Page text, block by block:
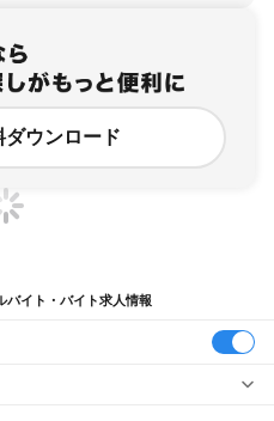
ダウンロード
バイト・バイト求人情報